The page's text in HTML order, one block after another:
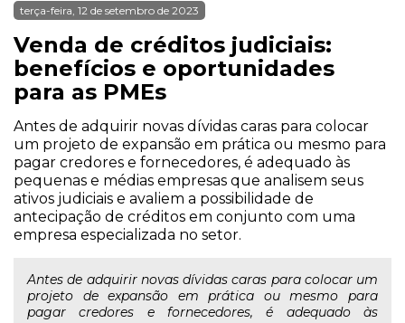
terça-feira, 12 de setembro de 2023
Venda de créditos judiciais:
benefícios e oportunidades
para as PMEs
Antes de adquirir novas dívidas caras para colocar
um projeto de expansão em prática ou mesmo para
pagar credores e fornecedores, é adequado às
pequenas e médias empresas que analisem seus
ativos judiciais e avaliem a possibilidade de
antecipação de créditos em conjunto com uma
empresa especializada no setor.
Antes de adquirir novas dívidas caras para colocar um
projeto de expansão em prática ou mesmo para
pagar credores e fornecedores, é adequado às